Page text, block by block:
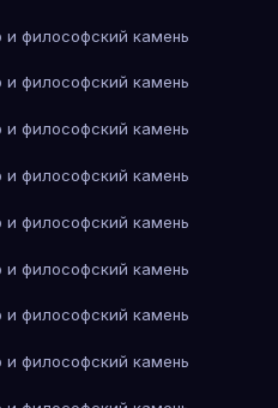
и философский камень
философский камень
философский камень
и философский камень
и философский камень
и философский камень
философский камень
и философский камень